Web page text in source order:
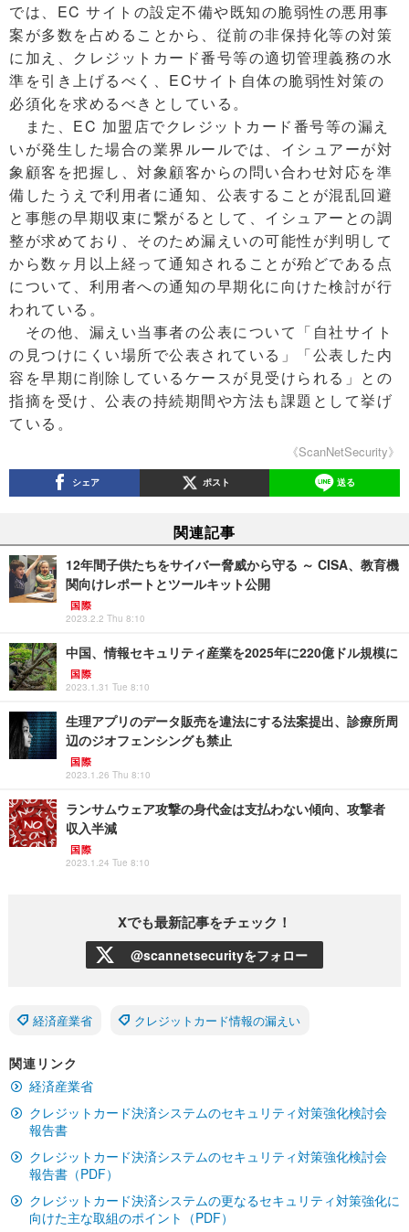
では、EC サイトの設定不備や既知の脆弱性の悪用事
案が多数を占めることから、従前の非保持化等の対策
に加え、クレジットカード番号等の適切管理義務の水
準を引き上げるべく、ECサイト自体の脆弱性対策の
必須化を求めるべきとしている。
また、EC 加盟店でクレジットカード番号等の漏え
いが発生した場合の業界ルールでは、イシュアーが対
象顧客を把握し、対象顧客からの問い合わせ対応を準
備したうえで利用者に通知、公表することが混乱回避
と事態の早期収束に繋がるとして、イシュアーとの調
整が求めており、そのため漏えいの可能性が判明して
から数ヶ月以上経って通知されることが殆どである点
について、利用者への通知の早期化に向けた検討が行
われている。
その他、漏えい当事者の公表について「自社サイト
の見つけにくい場所で公表されている」「公表した内
容を早期に削除しているケースが見受けられる」との
指摘を受け、公表の持続期間や方法も課題として挙げ
ている。
《ScanNetSecurity》
シェア ポスト 送る
関連記事
12年間子供たちをサイバー脅威から守る ～ CISA、教育機
関向けレポートとツールキット公開
国際
2023.2.2 Thu 8:10
中国、情報セキュリティ産業を2025年に220億ドル規模に
国際
2023.1.31 Tue 8:10
生理アプリのデータ販売を違法にする法案提出、診療所周
辺のジオフェンシングも禁止
国際
2023.1.26 Thu 8:10
ランサムウェア攻撃の身代金は支払わない傾向、攻撃者
収入半減
国際
2023.1.24 Tue 8:10
Xでも最新記事をチェック！
@scannetsecurityをフォロー
経済産業省 クレジットカード情報の漏えい
関連リンク
経済産業省
クレジットカード決済システムのセキュリティ対策強化検討会
報告書
クレジットカード決済システムのセキュリティ対策強化検討会
報告書（PDF）
クレジットカード決済システムの更なるセキュリティ対策強化に
向けた主な取組のポイント（PDF）